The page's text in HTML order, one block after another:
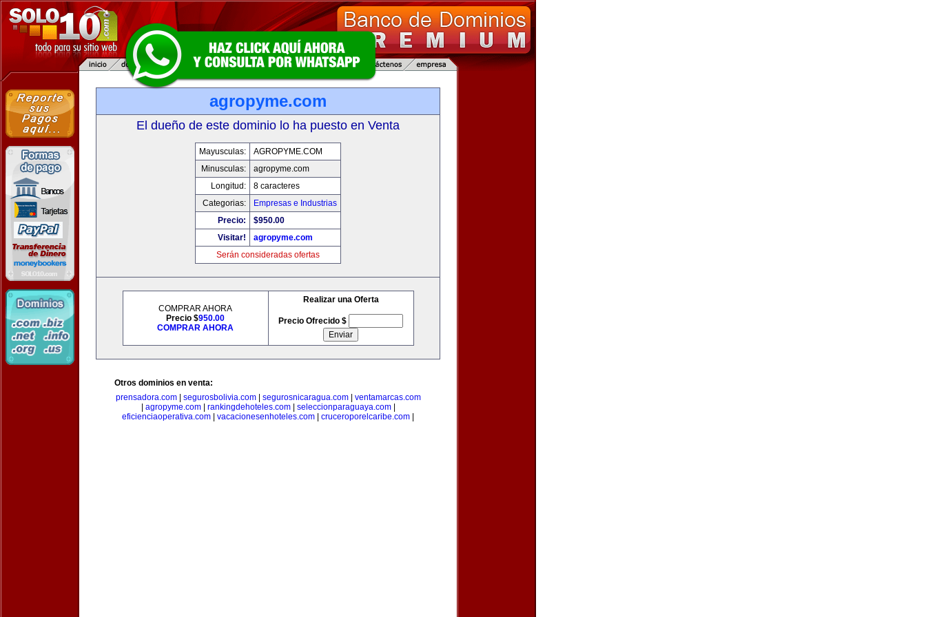
agropyme.com
El dueño de este dominio lo ha puesto en Venta
Mayusculas:
AGROPYME.COM
Minusculas:
agropyme.com
Longitud:
8 caracteres
Categorias:
Empresas e Industrias
Precio:
$950.00
Visitar!
agropyme.com
Serán consideradas ofertas
COMPRAR AHORA
Precio $950.00
COMPRAR AHORA
Realizar una Oferta
Precio Ofrecido $
Otros dominios en venta:
prensadora.com| segurosbolivia.com| segurosnicaragua.com| ventamarcas.com
agropyme.com| rankingdehoteles.com| seleccionparaguaya.com|
eficienciaoperativa.com
vacacionesenhoteles.com cruceroporelcaribe.com